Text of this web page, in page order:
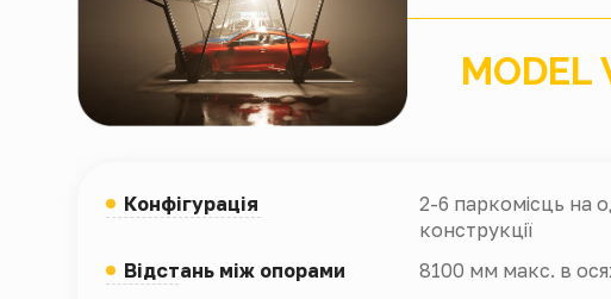
MODEL
Конфігурація
2-6 паркомісць на
конструкції
Відстань між опорами
8100 мм макс. в